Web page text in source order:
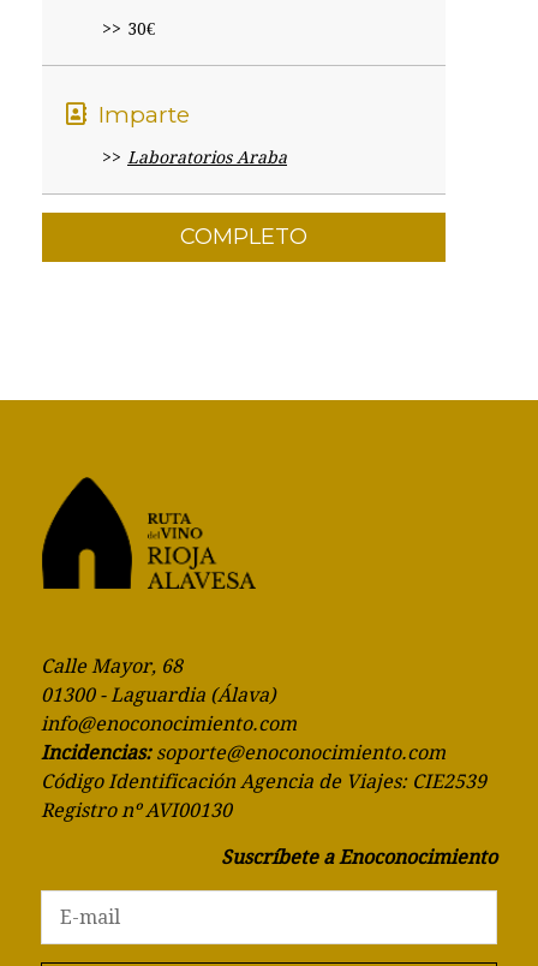
30€
Imparte
Laboratorios Araba
COMPLETO
Calle Mayor, 68
01300 - Laguardia (Álava)
info@enoconocimiento.com
Incidencias: soporte@enoconocimiento.com
Código Identificación Agencia de Viajes: CIE2539
Registro nº AVI00130
Suscríbete a Enoconocimiento